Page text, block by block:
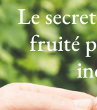
Le
fruité